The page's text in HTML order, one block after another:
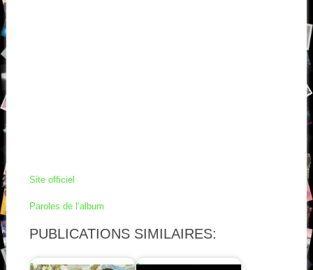
Site officiel
Paroles de l’album
PUBLICATIONS SIMILAIRES: